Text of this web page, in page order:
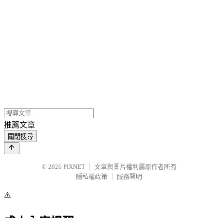
推薦文章
關閉搜尋
© 2026 PIXNET
文章與圖片權利屬原作者所有
隱私權政策
服務聲明
⚠️